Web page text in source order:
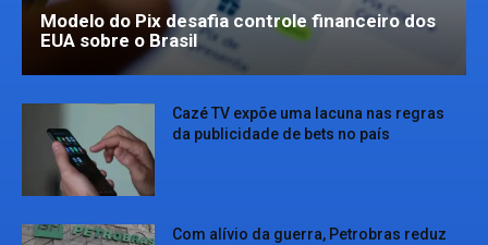
Modelo do Pix desafia controle financeiro dos
EUA sobre o Brasil
Cazé TV expõe uma lacuna nas regras
da publicidade de bets no país
Com alívio da guerra, Petrobras reduz